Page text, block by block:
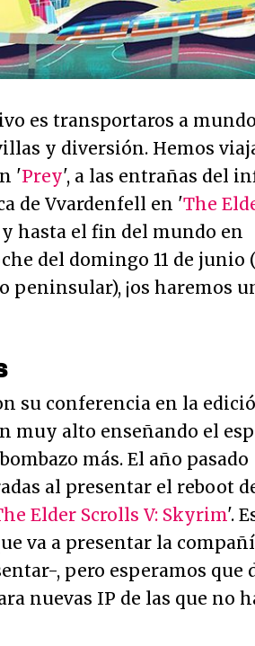
es transportaros a
y diversión. Hemos
'Prey', a las entrañas del
de Vvardenfell en 'The
y hasta el fin del mundo en
del domingo 11 de junio
peninsular), ¡os haremos
su conferencia en la
muy alto enseñando el
más. El año pasado
al presentar el reboot
Elder Scrolls V: Skyrim'.
va a presentar la
, pero esperamos que
nuevas IP de las que no